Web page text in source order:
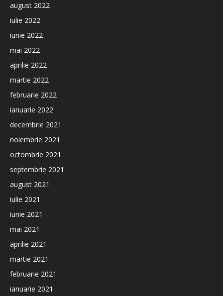
august 2022
iulie 2022
iunie 2022
mai 2022
aprilie 2022
martie 2022
februarie 2022
ianuarie 2022
decembrie 2021
noiembrie 2021
octombrie 2021
septembrie 2021
august 2021
iulie 2021
iunie 2021
mai 2021
aprilie 2021
martie 2021
februarie 2021
ianuarie 2021